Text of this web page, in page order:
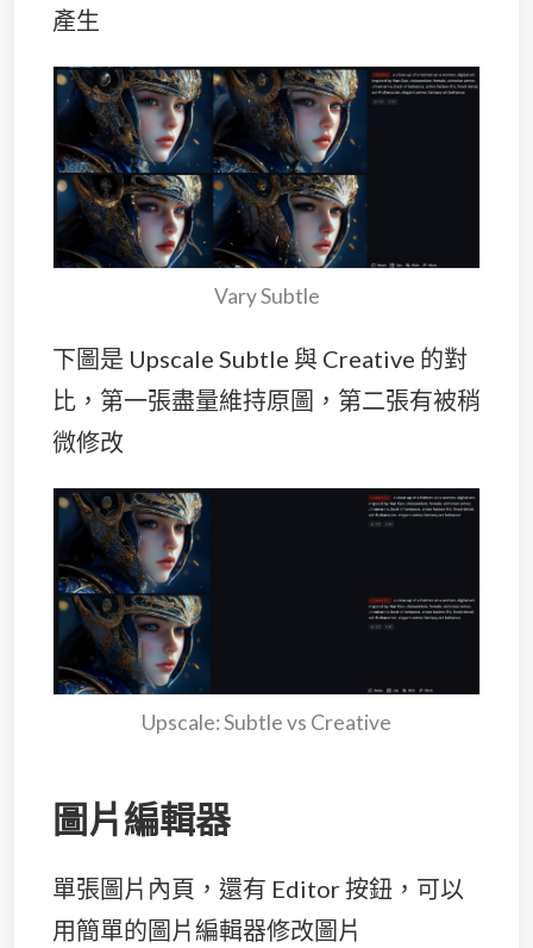
產生
Vary Subtle
下圖是 Upscale Subtle 與 Creative 的對
比，第一張盡量維持原圖，第二張有被稍
微修改
Upscale: Subtle vs Creative
圖片編輯器
單張圖片內頁，還有 Editor 按鈕，可以
用簡單的圖片編輯器修改圖片